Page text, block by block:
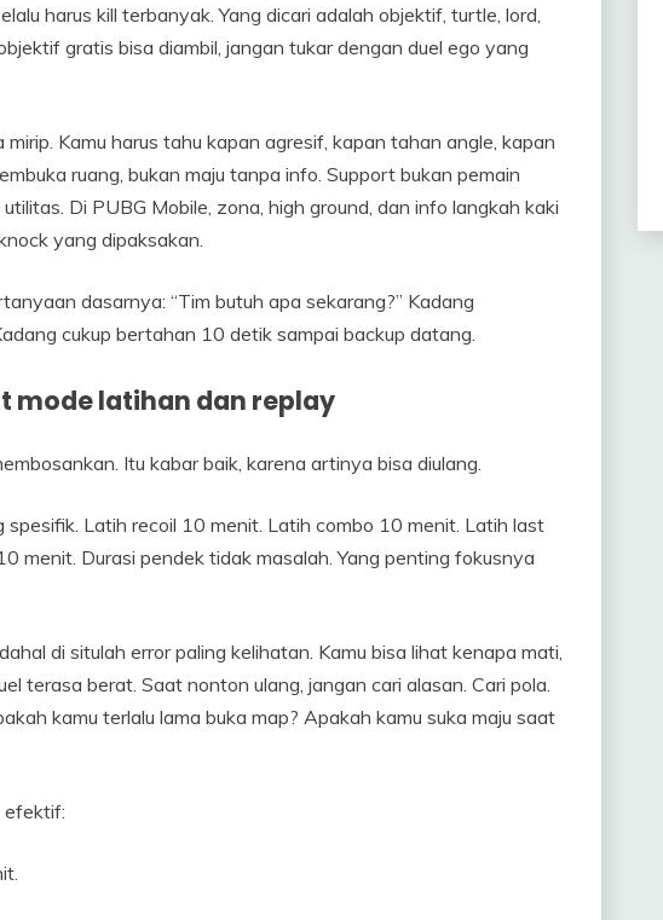
harus kill terbanyak. Yang dicari adalah objektif, turtle, lord,
gratis bisa diambil, jangan tukar dengan duel ego yang
Kamu harus tahu kapan agresif, kapan tahan angle, kapan
ruang, bukan maju tanpa info. Support bukan pemain
Di PUBG Mobile, zona, high ground, dan info langkah kaki
yang dipaksakan.
dasarnya: “Tim butuh apa sekarang?” Kadang
cukup bertahan 10 detik sampai backup datang.
mode latihan dan replay
Itu kabar baik, karena artinya bisa diulang.
spesifik. Latih recoil 10 menit. Latih combo 10 menit. Latih last
menit. Durasi pendek tidak masalah. Yang penting fokusnya
di situlah error paling kelihatan. Kamu bisa lihat kenapa mati,
terasa berat. Saat nonton ulang, jangan cari alasan. Cari pola.
kamu terlalu lama buka map? Apakah kamu suka maju saat
efektif: